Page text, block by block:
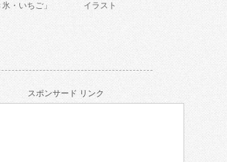
氷・いちご」
イラスト
スポンサード リンク